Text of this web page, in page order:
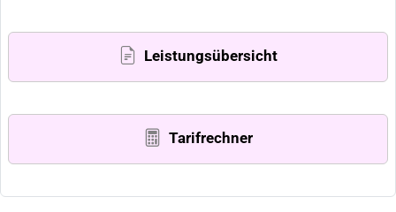
Leistungsübersicht
Tarifrechner